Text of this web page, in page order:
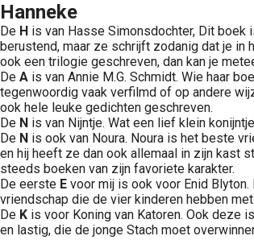
Hanneke
De H is van Hasse Simonsdochter, Dit boek
berustend, maar ze schrijft zodanig dat je in
ook een trilogie geschreven, dan kan je
De A is van Annie M.G. Schmidt. Wie haar
tegenwoordig vaak verfilmd of op andere
ook hele leuke gedichten geschreven.
De N is van Nijntje. Wat een lief klein
De N is ook van Noura. Noura is het beste
en hij heeft ze dan ook allemaal in zijn kast
steeds boeken van zijn favoriete karakter.
De eerste E voor mij is ook voor Enid
vriendschap die de vier kinderen hebben
De K is voor Koning van Katoren. Ook deze
en lastig, die de jonge Stach moet